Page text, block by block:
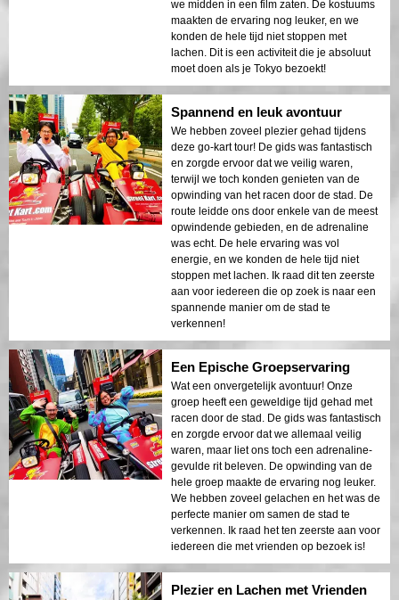
we midden in een film zaten. De kostuums
maakten de ervaring nog leuker, en we
konden de hele tijd niet stoppen met
lachen. Dit is een activiteit die je absoluut
moet doen als je Tokyo bezoekt!
Spannend en leuk avontuur
We hebben zoveel plezier gehad tijdens
deze go-kart tour! De gids was fantastisch
en zorgde ervoor dat we veilig waren,
terwijl we toch konden genieten van de
opwinding van het racen door de stad. De
route leidde ons door enkele van de meest
opwindende gebieden, en de adrenaline
was echt. De hele ervaring was vol
energie, en we konden de hele tijd niet
stoppen met lachen. Ik raad dit ten zeerste
aan voor iedereen die op zoek is naar een
spannende manier om de stad te
verkennen!
Een Epische Groepservaring
Wat een onvergetelijk avontuur! Onze
groep heeft een geweldige tijd gehad met
racen door de stad. De gids was fantastisch
en zorgde ervoor dat we allemaal veilig
waren, maar liet ons toch een adrenaline-
gevulde rit beleven. De opwinding van de
hele groep maakte de ervaring nog leuker.
We hebben zoveel gelachen en het was de
perfecte manier om samen de stad te
verkennen. Ik raad het ten zeerste aan voor
iedereen die met vrienden op bezoek is!
Plezier en Lachen met Vrienden